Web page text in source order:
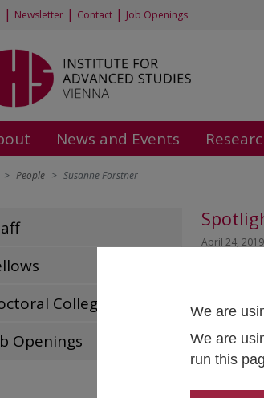
We are
We are
run this
| Newsletter | Contact | Job Openings
News and Events
People Susanne Forstner
College
Openings
April 24, 2019